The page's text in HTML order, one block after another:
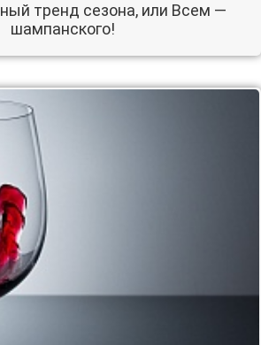
тренд сезона, или Всем —
шампанского!